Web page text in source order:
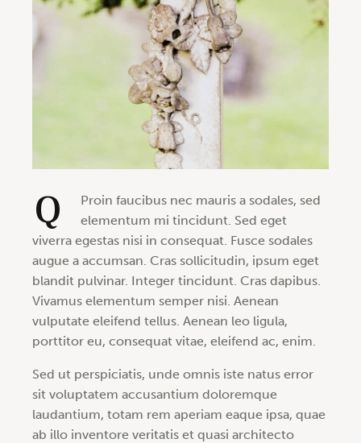
Q
Proin faucibus nec mauris a sodales, sed
elementum mi tincidunt. Sed eget
viverra egestas nisi in consequat. Fusce sodales
augue a accumsan. Cras sollicitudin, ipsum eget
blandit pulvinar. Integer tincidunt. Cras dapibus.
Vivamus elementum semper nisi. Aenean
vulputate eleifend tellus. Aenean leo ligula,
porttitor eu, consequat vitae, eleifend ac, enim.
Sed ut perspiciatis, unde omnis iste natus error
sit voluptatem accusantium doloremque
laudantium, totam rem aperiam eaque ipsa, quae
ab illo inventore veritatis et quasi architecto